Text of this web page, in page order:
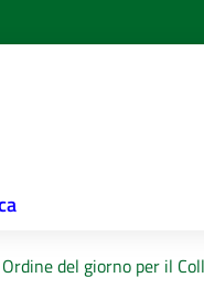
Ordine del giorno per il